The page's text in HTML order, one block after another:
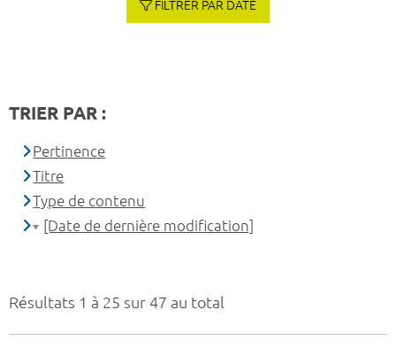
Résultats 1 à 25 sur 47 au total
FILTRER PAR DATE
TRIER PAR :
Pertinence
Titre
Type de contenu
[Date de dernière modification]